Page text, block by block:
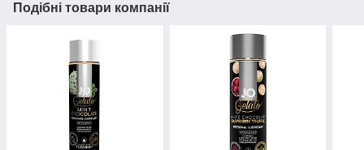
Подібні товари компанії